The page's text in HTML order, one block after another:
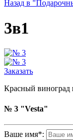
Назад в
3в1
Заказать
Красный виноград
№ 3 "Vesta"
Ваше имя*: